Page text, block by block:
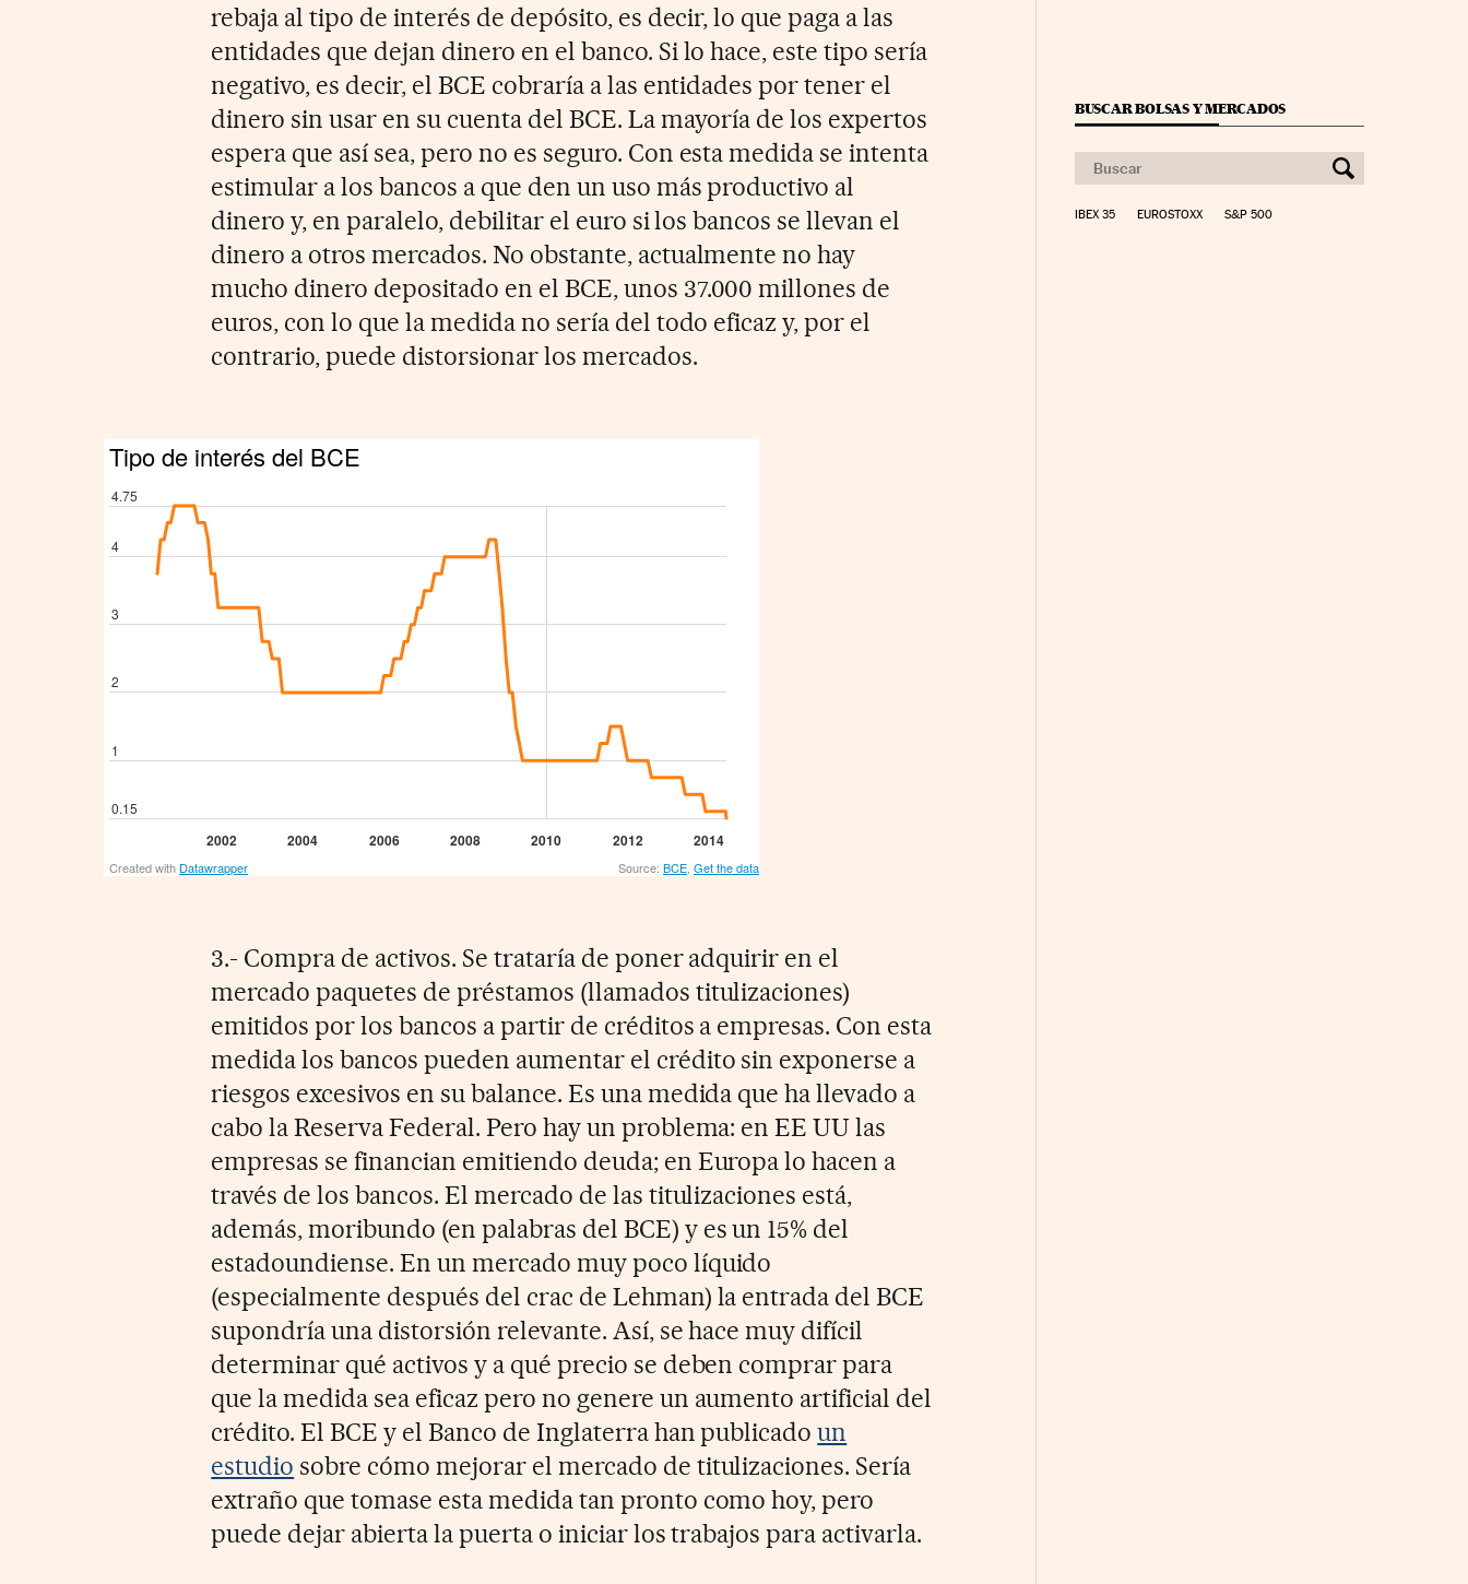
rebaja al tipo de interés de depósito, es decir, lo que paga a las
entidades que dejan dinero en el banco. Si lo hace, este tipo sería
negativo, es decir, el BCE cobraría a las entidades por tener el
dinero sin usar en su cuenta del BCE. La mayoría de los expertos
espera que así sea, pero no es seguro. Con esta medida se intenta
estimular a los bancos a que den un uso más productivo al
dinero y, en paralelo, debilitar el euro si los bancos se llevan el
dinero a otros mercados. No obstante, actualmente no hay
mucho dinero depositado en el BCE, unos 37.000 millones de
euros, con lo que la medida no sería del todo eficaz y, por el
contrario, puede distorsionar los mercados.
3.- Compra de activos. Se trataría de poner adquirir en el
mercado paquetes de préstamos (llamados titulizaciones)
emitidos por los bancos a partir de créditos a empresas. Con esta
medida los bancos pueden aumentar el crédito sin exponerse a
riesgos excesivos en su balance. Es una medida que ha llevado a
cabo la Reserva Federal. Pero hay un problema: en EE UU las
empresas se financian emitiendo deuda; en Europa lo hacen a
través de los bancos. El mercado de las titulizaciones está,
además, moribundo (en palabras del BCE) y es un 15% del
estadoundiense. En un mercado muy poco líquido
(especialmente después del crac de Lehman) la entrada del BCE
supondría una distorsión relevante. Así, se hace muy difícil
determinar qué activos y a qué precio se deben comprar para
que la medida sea eficaz pero no genere un aumento artificial del
crédito. El BCE y el Banco de Inglaterra han publicadoun
estudio sobre cómo mejorar el mercado de titulizaciones. Sería
extraño que tomase esta medida tan pronto como hoy, pero
puede dejar abierta la puerta o iniciar los trabajos para activarla.
BUSCAR BOLSAS Y MERCADOS
IBEX 35 EUROSTOXX S&P 500